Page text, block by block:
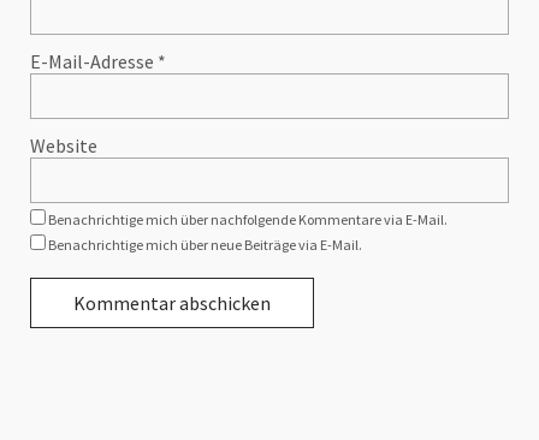
E-Mail-Adresse *
Website
Benachrichtige mich über nachfolgende Kommentare via E-Mail.
Benachrichtige mich über neue Beiträge via E-Mail.